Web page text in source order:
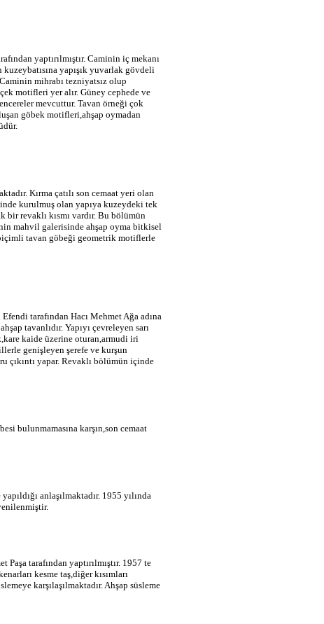
yaptırılmıştır. Caminin iç mekanı
kuzeybatısına yapışık yuvarlak gövdeli
mihrabı tezniyatsız olup
motifleri yer alır. Güney cephede ve
mevcuttur. Tavan örneği çok
göbek motifleri,ahşap oymadan
Kırma çatılı son cemaat yeri olan
kurulmuş olan yapıya kuzeydeki tek
revaklı kısmı vardır. Bu bölümün
mahvil galerisinde ahşap oyma bitkisel
tavan göbeği geometrik motiflerle
tarafından Hacı Mehmet Ağa adına
tavanlıdır. Yapıyı çevreleyen sarı
kaide üzerine oturan,armudi iri
genişleyen şerefe ve kurşun
çıkıntı yapar. Revaklı bölümün içinde
bulunmamasına karşın,son cemaat
anlaşılmaktadır. 1955 yılında
tarafından yaptırılmıştır. 1957 te
kesme taş,diğer kısımları
karşılaşılmaktadır. Ahşap süsleme